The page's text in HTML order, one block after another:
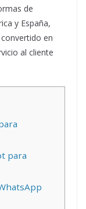
de
y España,
en
al cliente
para